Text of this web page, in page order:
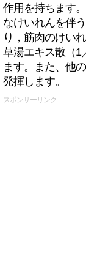
作用を持ちます
なけいれんを伴
り，筋肉のけい
草湯エキス散（1
ます。また、他
発揮します。
スポンサーリンク